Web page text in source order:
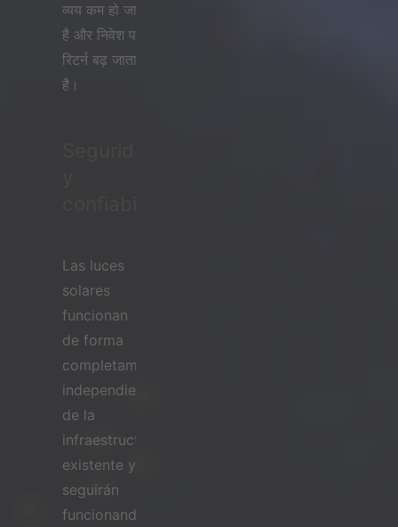
व्यय कम हो जाता
है और निवेश पर
रिटर्न बढ़ जाता
है।
Las luces
solares
funcionan
de forma
completamente
independiente
de la
infraestructura
existente y
seguirán
funcionando